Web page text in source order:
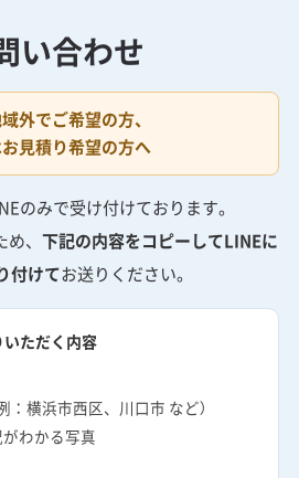
い合わせ
外でご希望の方、
見積り希望の方へ
のみで受け付けております。
、 下記の内容をコピーしてLINEに
付けてお送りください。
ただく内容
横浜市西区、川口市 など）
わかる写真